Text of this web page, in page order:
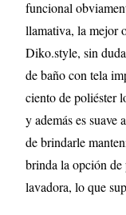
funcional
llamativa, la mejor
Diko.style, sin
de baño con tela
ciento de poliéster
y además es suave
de brindarle
brinda la opción de
lavadora, lo que